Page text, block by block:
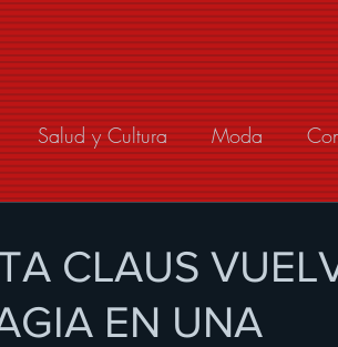
Salud y Cultura Moda
CLAUS
EN UNA